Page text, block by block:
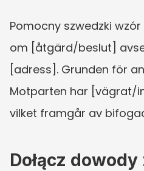
Pomocny szwedzki
om [åtgärd/beslut]
[adress]. Grunden för
Motparten har [vägrat/
vilket framgår av
Dołącz